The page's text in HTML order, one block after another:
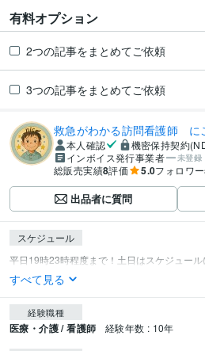
有料オプション
2つの記事をまとめてご依頼
3つの記事をまとめてご依頼
救急がわかる訪問看護師 に
本人確認
機密保持契約
インボイス発行事業者
未登録
総販売実績8評価 5.0フォロワー
出品者に質問
スケジュール
平日19時23時程度まで！土日はスケジュール
すべて見る
経験職種
医療・介護 / 看護師 経験年数 : 10年